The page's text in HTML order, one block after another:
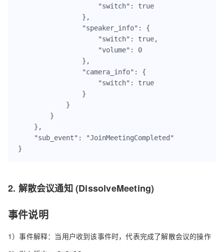
                    "switch": true
                },
                "speaker_info": {
                    "switch": true,
                    "volume": 0
                },
                "camera_info": {
                    "switch": true
                }
            }
        }
    },
    "sub_event": "JoinMeetingCompleted"
}
2. 解散会议通知 (DissolveMeeting)
事件说明
1）事件解释：当用户收到该事件时，代表完成了解散会议的操作